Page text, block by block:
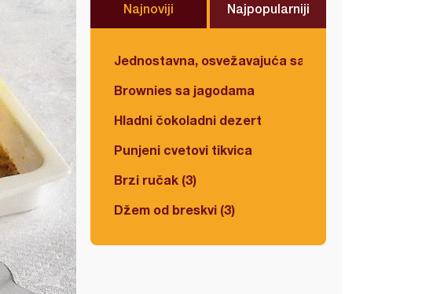
Najnoviji Najpopularniji
Jednostavna, osvežavajuća salata
Brownies sa jagodama
Hladni čokoladni dezert
Punjeni cvetovi tikvica
Brzi ručak (3)
Džem od breskvi (3)